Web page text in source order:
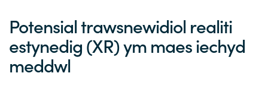
Potensial trawsnewidiol realiti
estynedig (XR) ym maes iechyd
meddwl